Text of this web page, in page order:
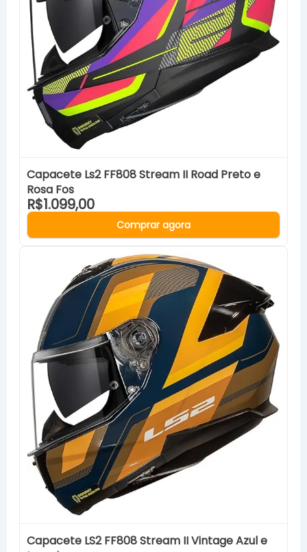
Capacete Ls2 FF808 Stream II Road Preto e
Rosa Fos
R$1.099,00
Comprar agora
Capacete LS2 FF808 Stream II Vintage Azul e